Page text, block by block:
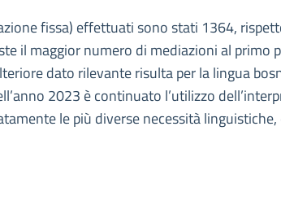
fissa) effettuati sono stati 1364,
il maggior numero di mediazioni al primo
dato rilevante risulta per la lingua
2023 è continuato l’utilizzo
le più diverse necessità linguistiche,